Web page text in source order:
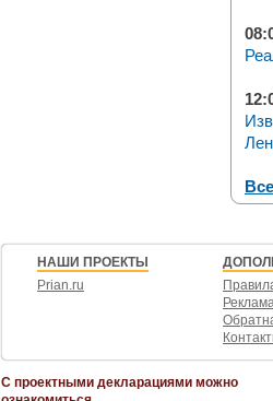
НАШИ ПРОЕКТЫ
Prian.ru
С проектными декларациями можно